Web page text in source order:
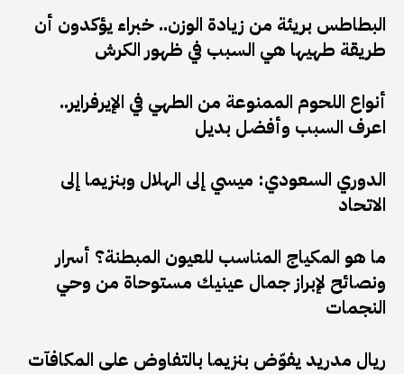
البطاطس بريئة من زيادة الوزن.. خبراء يؤكدون أن
طريقة طهيها هي السبب في ظهور الكرش
أنواع اللحوم الممنوعة من الطهي في الإيرفراير..
اعرف السبب وأفضل بديل
الدوري السعودي: ميسي إلى الهلال وبنزيما إلى
الاتحاد
ما هو المكياج المناسب للعيون المبطنة؟ أسرار
ونصائح لإبراز جمال عينيك مستوحاة من وحي
النجمات
ريال مدريد يفوّض بنزيما بالتفاوض على المكافآت